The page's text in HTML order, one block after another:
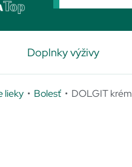
Doplnky výživy
lieky • Bolesť • DOLGIT krém